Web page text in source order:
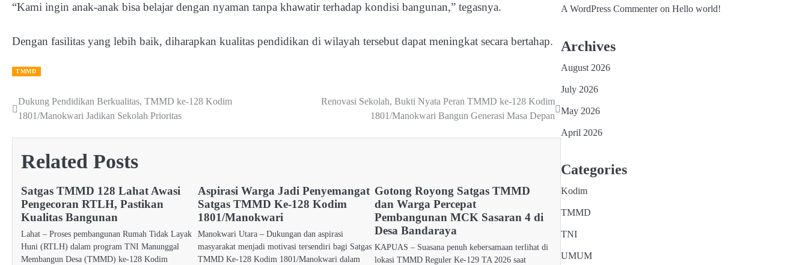
“Kami ingin anak-anak bisa belajar dengan nyaman tanpa khawatir terhadap kondisi bangunan,” tegasnya.
Dengan fasilitas yang lebih baik, diharapkan kualitas pendidikan di wilayah tersebut dapat meningkat secara bertahap.
TMMD
Post
Dukung Pendidikan Berkualitas, TMMD ke-128 Kodim
1801/Manokwari Jadikan Sekolah Prioritas
Renovasi Sekolah, Bukti Nyata Peran TMMD ke-128 Kodim
1801/Manokwari Bangun Generasi Masa Depan
Related Posts
Satgas TMMD 128 Lahat Awasi
Pengecoran RTLH, Pastikan
Kualitas Bangunan
Lahat – Proses pembangunan Rumah Tidak Layak
Huni (RTLH) dalam program TNI Manunggal
Membangun Desa (TMMD) ke-128 Kodim
Aspirasi Warga Jadi Penyemangat
Satgas TMMD Ke-128 Kodim
1801/Manokwari
Manokwari Utara – Dukungan dan aspirasi
masyarakat menjadi motivasi tersendiri bagi Satgas
TMMD Ke-128 Kodim 1801/Manokwari dalam
Gotong Royong Satgas TMMD
dan Warga Percepat
Pembangunan MCK Sasaran 4 di
Desa Bandaraya
KAPUAS – Suasana penuh kebersamaan terlihat di
lokasi TMMD Reguler Ke-129 TA 2026 saat
A WordPress Commenteron Hello world!
Archives
August 2026
July 2026
May 2026
April 2026
Categories
Kodim
TMMD
TNI
UMUM